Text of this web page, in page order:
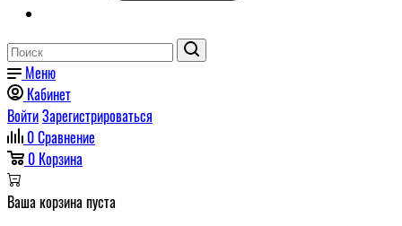
Меню
Кабинет
ВойтиЗарегистрироваться
0Сравнение
0 Корзина
Ваша корзина пуста